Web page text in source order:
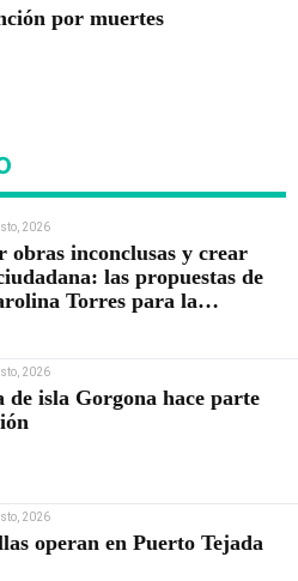
por muertes
2026
obras inconclusas y crear
las propuestas de
Torres para la
2026
isla Gorgona hace parte
2026
operan en Puerto Tejada